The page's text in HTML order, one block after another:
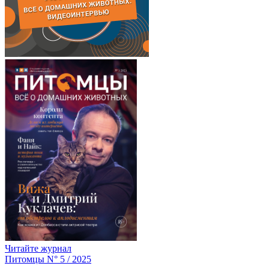
Читайте журнал
Питомцы N° 5 / 2025